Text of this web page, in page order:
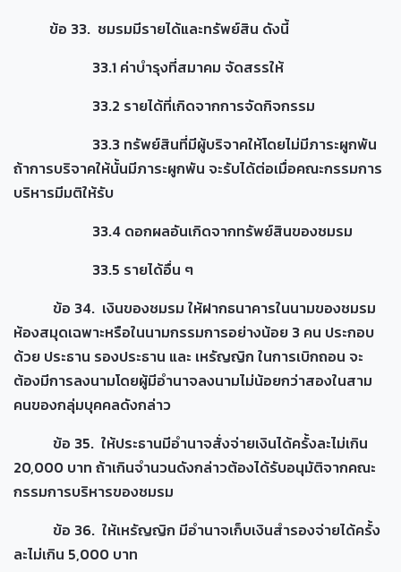
ข้อ 33. ชมรมมีรายได้และทรัพย์สิน ดังนี้
33.1 ค่าบำรุงที่สมาคม จัดสรรให้
33.2 รายได้ที่เกิดจากการจัดกิจกรรม
33.3 ทรัพย์สินที่มีผู้บริจาคให้โดยไม่มีภาระผูกพัน
ถ้าการบริจาคให้นั้นมีภาระผูกพัน จะรับได้ต่อเมื่อคณะกรรมการ
บริหารมีมติให้รับ
33.4 ดอกผลอันเกิดจากทรัพย์สินของชมรม
33.5 รายได้อื่น ๆ
ข้อ 34. เงินของชมรม ให้ฝากธนาคารในนามของชมรม
ห้องสมุดเฉพาะหรือในนามกรรมการอย่างน้อย 3 คน ประกอบ
ด้วย ประธาน รองประธาน และ เหรัญญิก ในการเบิกถอน จะ
ต้องมีการลงนามโดยผู้มีอำนาจลงนามไม่น้อยกว่าสองในสาม
คนของกลุ่มบุคคลดังกล่าว
ข้อ 35. ให้ประธานมีอำนาจสั่งจ่ายเงินได้ครั้งละไม่เกิน
20,000 บาท ถ้าเกินจำนวนดังกล่าวต้องได้รับอนุมัติจากคณะ
กรรมการบริหารของชมรม
ข้อ 36. ให้เหรัญญิก มีอำนาจเก็บเงินสำรองจ่ายได้ครั้ง
ละไม่เกิน 5,000 บาท